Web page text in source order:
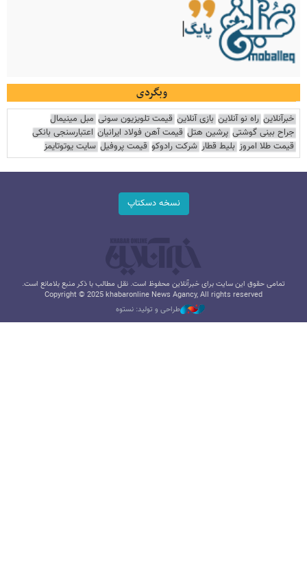
وبگردی
خبرآنلاین راه نو آنلاین بازی آنلاین قیمت تلویزیون سونی مبل مینیمال
جراح بینی گوشتی پرشین هتل قیمت آهن فولاد ایرانیان اعتبارسنجی بانکی
قیمت طلا امروز بلیط قطار شرکت رادوکو قیمت پروفیل سایت یوتوتایمز
نسخه دسکتاپ
تمامی حقوق این سایت برای خبرآنلاین محفوظ است. نقل مطالب با ذکر منبع بلامانع است.
Copyright © 2025 khabaronline News Agancy, All rights reserved
طراحی و تولید: نستوه